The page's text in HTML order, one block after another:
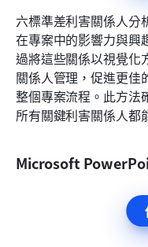
六標準差利害關係人分
在專案中的影響力與興
過將這些關係以視覺化
關係人管理，促進更佳
整個專案流程。此方法
所有關鍵利害關係人都
Microsoft